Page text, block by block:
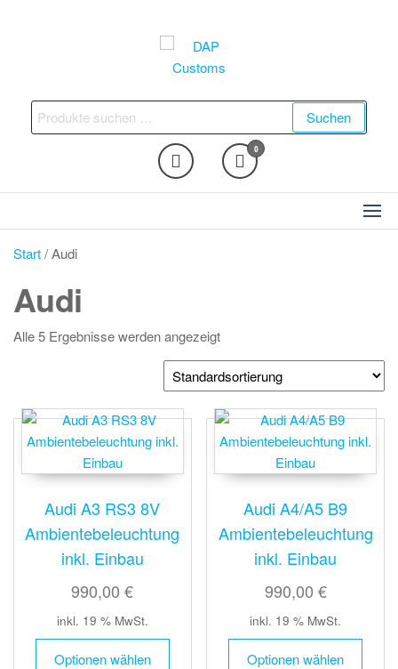
DAP Customs Ambientebeleuchtung,
Nachrüstungen und vieles
mehr
Suchen
nach:
Suchen
0
Start/ Audi
Audi
Alle 5 Ergebnisse werden angezeigt
Audi A3 RS3 8V
Ambientebeleuchtung
inkl. Einbau
990,00 €
inkl. 19 % MwSt.
Optionen wählen
Audi A4/A5 B9
Ambientebeleuchtung
inkl. Einbau
990,00 €
inkl. 19 % MwSt.
Optionen wählen